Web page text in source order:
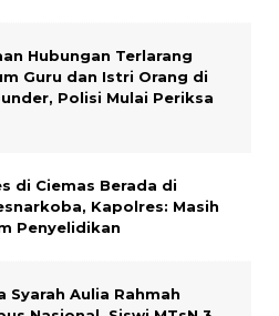
Hubungan Terlarang
Guru dan Istri Orang di
Polisi Mulai Periksa
di Ciemas Berada di
Kapolres: Masih
Penyelidikan
Syarah Aulia Rahmah